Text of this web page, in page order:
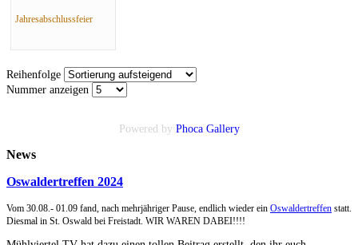
Jahresabschlussfeier
Reihenfolge
Nummer anzeigen
Powered by Phoca Gallery
News
Oswaldertreffen 2024
Vom 30.08.- 01.09 fand, nach mehrjähriger Pause, endlich wieder ein Oswaldertreffen statt.
Diesmal in St. Oswald bei Freistadt. WIR WAREN DABEI!!!!